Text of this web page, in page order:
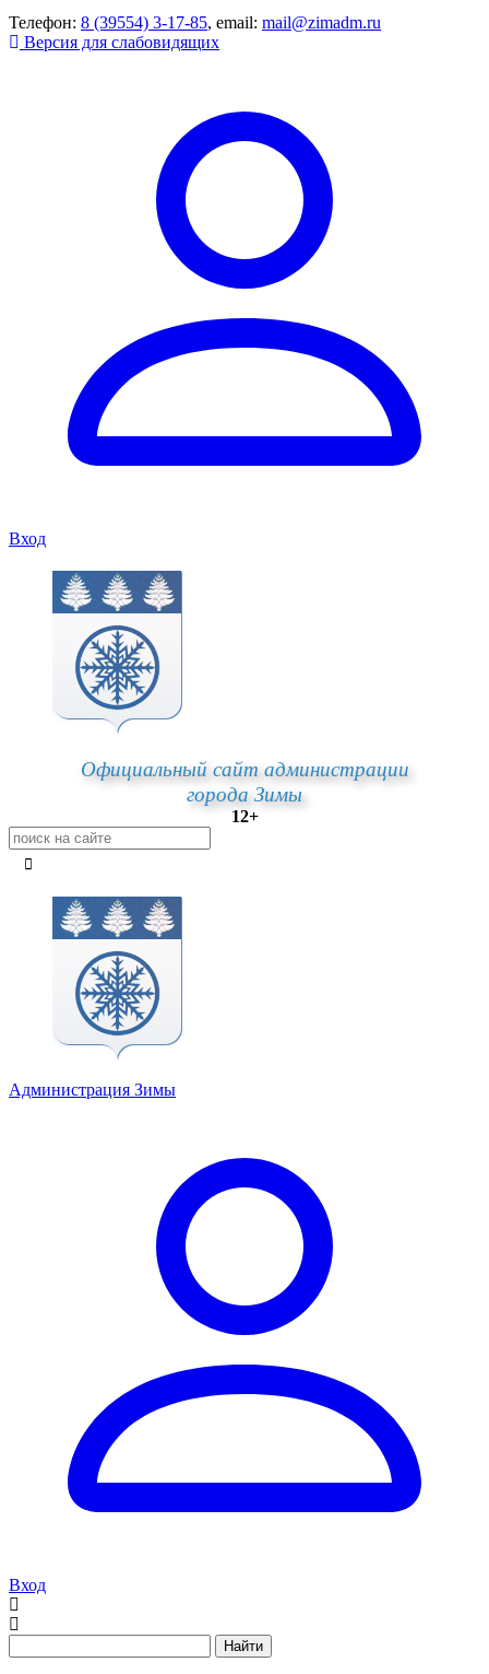
Телефон: 8 (39554) 3-17-85, email: mail@zimadm.ru
Версия для слабовидящих
Вход
Официальный сайт администрации
города Зимы
12+
Администрация Зимы
Вход
Найти